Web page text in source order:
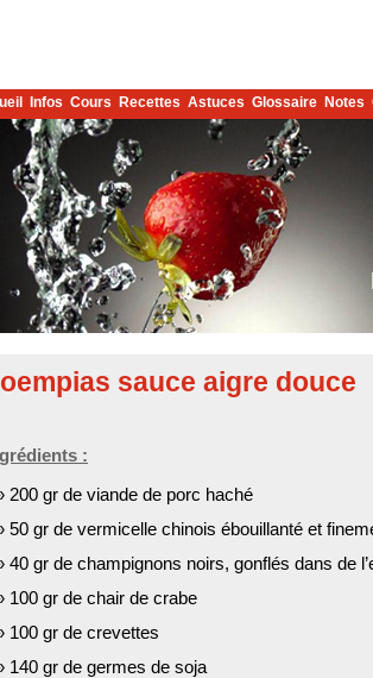
Infos Cours Recettes Astuces Glossaire Notes
sauce aigre douce
:
200 gr de viande de porc haché
50 gr de vermicelle chinois ébouillanté et
40 gr de champignons noirs, gonflés dans de
100 gr de chair de crabe
100 gr de crevettes
140 gr de germes de soja